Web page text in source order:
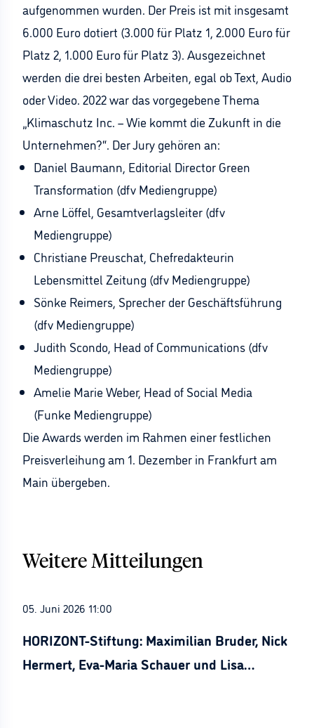
aufgenommen wurden. Der Preis ist mit insgesamt
6.000 Euro dotiert (3.000 für Platz 1, 2.000 Euro für
Platz 2, 1.000 Euro für Platz 3). Ausgezeichnet
werden die drei besten Arbeiten, egal ob Text, Audio
oder Video. 2022 war das vorgegebene Thema
„Klimaschutz Inc. – Wie kommt die Zukunft in die
Unternehmen?“. Der Jury gehören an:
Daniel Baumann, Editorial Director Green
Transformation (dfv Mediengruppe)
Arne Löffel, Gesamtverlagsleiter (dfv
Mediengruppe)
Christiane Preuschat, Chefredakteurin
Lebensmittel Zeitung (dfv Mediengruppe)
Sönke Reimers, Sprecher der Geschäftsführung
(dfv Mediengruppe)
Judith Scondo, Head of Communications (dfv
Mediengruppe)
Amelie Marie Weber, Head of Social Media
(Funke Mediengruppe)
Die Awards werden im Rahmen einer festlichen
Preisverleihung am 1. Dezember in Frankfurt am
Main übergeben.
Weitere Mitteilungen
05. Juni 2026 11:00
HORIZONT-Stiftung: Maximilian Bruder, Nick
Hermert, Eva-Maria Schauer und Lisa